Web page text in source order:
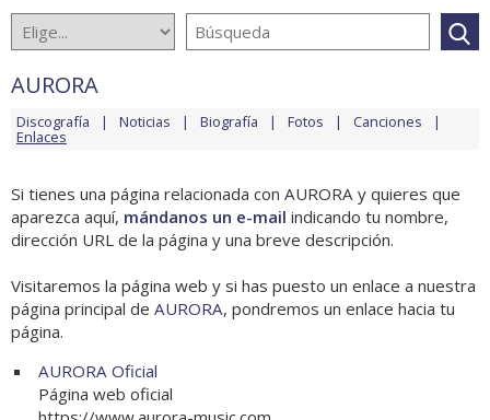
AURORA
Discografía Noticias Biografía Fotos Canciones
Enlaces
Si tienes una página relacionada con AURORA y quieres que
aparezca aquí, mándanos un e-mail indicando tu nombre,
dirección URL de la página y una breve descripción.
Visitaremos la página web y si has puesto un enlace a nuestra
página principal de AURORA, pondremos un enlace hacia tu
página.
AURORA Oficial
Página web oficial